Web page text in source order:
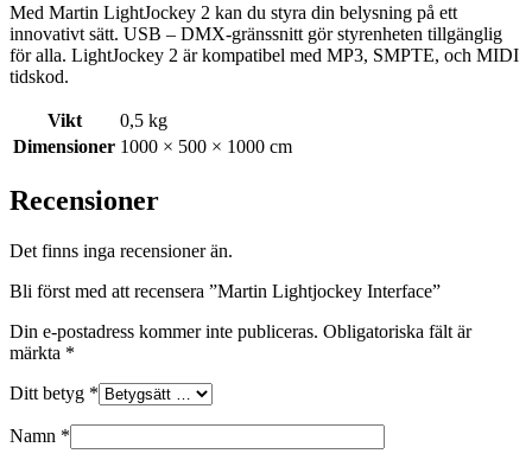
Med Martin LightJockey 2 kan du styra din belysning på ett
innovativt sätt. USB – DMX-gränssnitt gör styrenheten tillgänglig
för alla. LightJockey 2 är kompatibel med MP3, SMPTE, och MIDI
tidskod.
Vikt
0,5 kg
Dimensioner 1000 × 500 × 1000 cm
Recensioner
Det finns inga recensioner än.
Bli först med att recensera ”Martin Lightjockey Interface”
Din e-postadress kommer inte publiceras. Obligatoriska fält är
märkta *
Ditt betyg *
Namn *